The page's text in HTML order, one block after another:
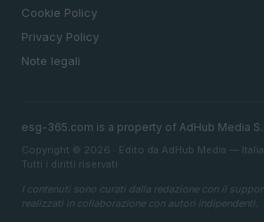
Cookie Policy
Privacy Policy
Note legali
esg-365.com is a property of AdHub Media
Copyright © 2026 · Edito da AdHub Media — Italia
Tutti i diritti riservati
I contenuti sono curati dalla redazione con il
realizzati in collaborazione con autori indipendenti.